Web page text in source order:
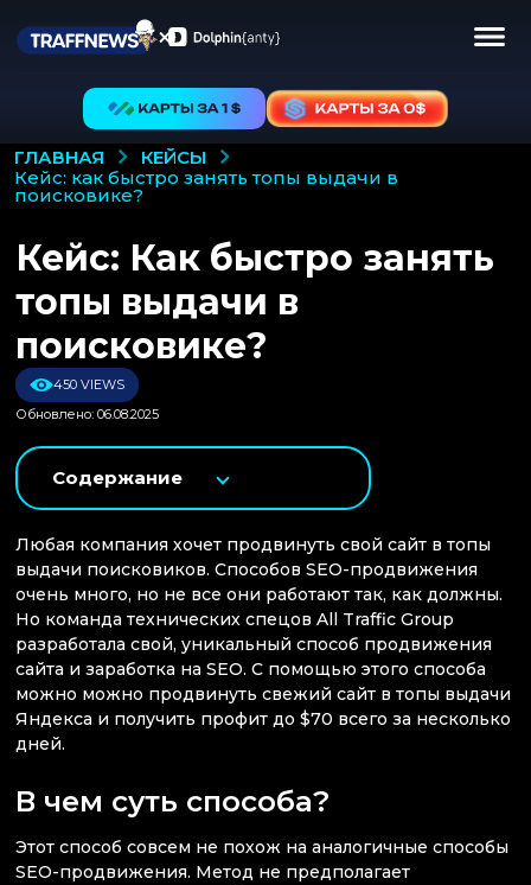
ГЛАВНАЯ
КЕЙСЫ
кейс: как быстро занять топы выдачи в
поисковике?
Кейс: Как быстро занять
топы выдачи в
поисковике?
450 VIEWS
Обновлено: 06.08.2025
Содержание
Любая компания хочет продвинуть свой сайт в топы
выдачи поисковиков. Способов SEO-продвижения
очень много, но не все они работают так, как должны.
Но команда технических спецов All Traffic Group
разработала свой, уникальный способ продвижения
сайта и заработка на SEO. С помощью этого способа
можно можно продвинуть свежий сайт в топы выдачи
Яндекса и получить профит до $70 всего за несколько
дней.
В чем суть способа?
Этот способ совсем не похож на аналогичные способы
SEO-продвижения. Метод не предполагает